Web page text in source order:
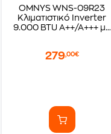
OMNYS WNS-09R23
Κλιματιστικό Inverter
9.000 BTU A++/A+++ με
279,00€